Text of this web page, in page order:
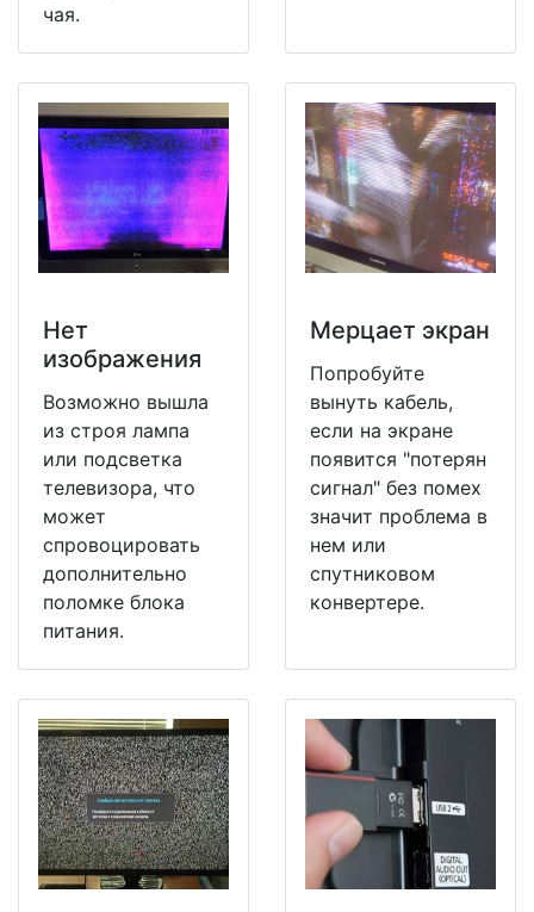
чая.
Нет
изображения
Возможно вышла
из строя лампа
или подсветка
телевизора, что
может
спровоцировать
дополнительно
поломке блока
питания.
Мерцает экран
Попробуйте
вынуть кабель,
если на экране
появится "потерян
сигнал" без помех
значит проблема в
нем или
спутниковом
конвертере.